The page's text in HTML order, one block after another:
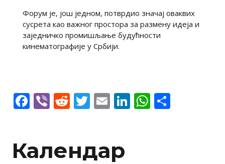
Форум је, још једном, потврдио значај оваквих
сусрета као важног простора за размену идеја и
заједничко промишљање будућности
кинематографије у Србији.
Facebook
ViberReddit
Twitter
EmailLinkedInShare
Календар